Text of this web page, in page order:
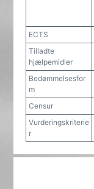
ECTS
Tilladte
hjælpemidler
Bedømmelsesfor
m
Censur
Vurderingskriterie
r